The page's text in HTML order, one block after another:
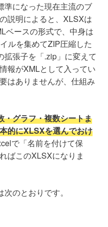
準になった現在主流のブ
説明によると、XLSXは
ベースの形式で、中身は
ルを集めてZIP圧縮した
拡張子を「.zip」に変えて
報がXMLとして入ってい
はありませんが、仕組み
グラフ・複数シートま
的にXLSXを選んでおけ
で「名前を付けて保
ばこのXLSXになりま
のとおりです。